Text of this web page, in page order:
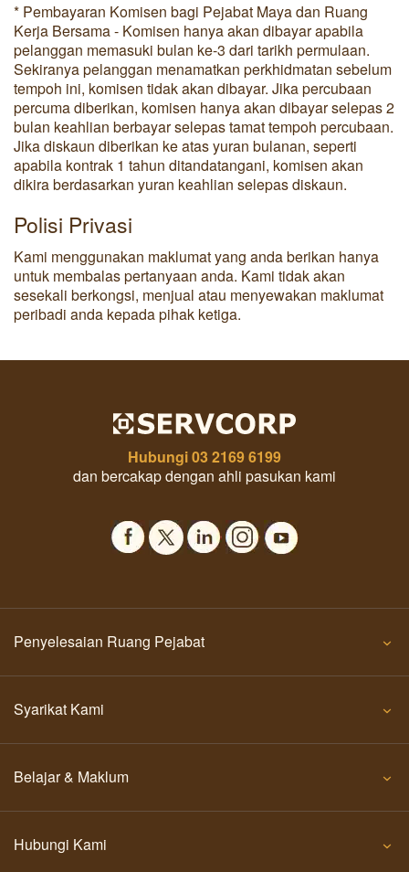
* Pembayaran Komisen bagi Pejabat Maya dan Ruang
Kerja Bersama - Komisen hanya akan dibayar apabila
pelanggan memasuki bulan ke-3 dari tarikh permulaan.
Sekiranya pelanggan menamatkan perkhidmatan sebelum
tempoh ini, komisen tidak akan dibayar. Jika percubaan
percuma diberikan, komisen hanya akan dibayar selepas 2
bulan keahlian berbayar selepas tamat tempoh percubaan.
Jika diskaun diberikan ke atas yuran bulanan, seperti
apabila kontrak 1 tahun ditandatangani, komisen akan
dikira berdasarkan yuran keahlian selepas diskaun.
Polisi Privasi
Kami menggunakan maklumat yang anda berikan hanya
untuk membalas pertanyaan anda. Kami tidak akan
sesekali berkongsi, menjual atau menyewakan maklumat
peribadi anda kepada pihak ketiga.
Hubungi03 2169 6199
dan bercakap dengan ahli pasukan kami
Penyelesaian Ruang Pejabat
Syarikat Kami
Belajar & Maklum
Hubungi Kami